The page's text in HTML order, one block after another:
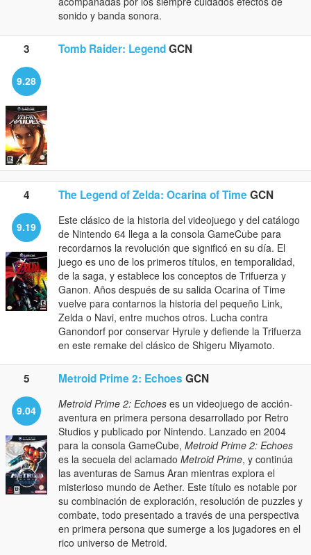
sonido y banda sonora.
3 Tomb Raider: LegendGCN
9.28
4 The Legend of Zelda: Ocarina of Time GCN
9.19
Este clásico de la historia del videojuego y del catálogo
de Nintendo 64 llega a la consola GameCube para
recordarnos la revolución que significó en su día. El
juego es uno de los primeros títulos, en temporalidad,
de la saga, y establece los conceptos de Trifuerza y
Ganon. Años después de su salida Ocarina of Time
vuelve para contarnos la historia del pequeño Link,
Zelda o Navi, entre muchos otros. Lucha contra
Ganondorf por conservar Hyrule y defiende la Trifuerza
en este remake del clásico de Shigeru Miyamoto.
5 Metroid Prime 2: Echoes GCN
9.04 Metroid Prime 2: Echoes es un videojuego de acción-
aventura en primera persona desarrollado por Retro
Studios y publicado por Nintendo. Lanzado en 2004
para la consola GameCube, Metroid Prime 2: Echoes
es la secuela del aclamado Metroid Prime, y continúa
las aventuras de Samus Aran mientras explora el
misterioso mundo de Aether. Este título es notable por
su combinación de exploración, resolución de puzzles y
combate, todo presentado a través de una perspectiva
en primera persona que sumerge a los jugadores en el
rico universo de Metroid.